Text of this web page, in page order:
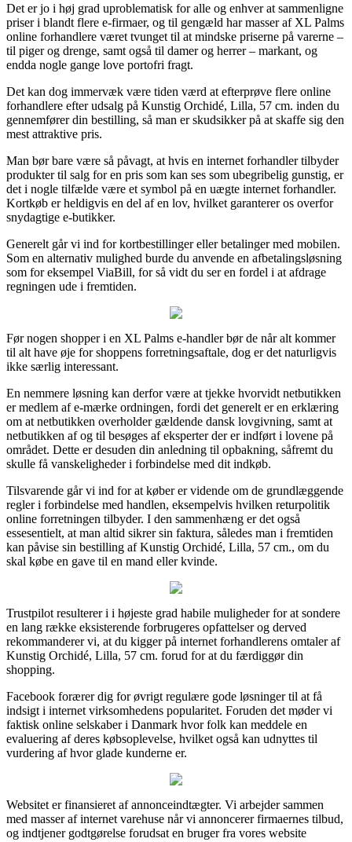
Det er jo i høj grad uproblematisk for alle og enhver at sammenligne
priser i blandt flere e-firmaer, og til gengæld har masser af XL Palms
online forhandlere været tvunget til at mindske priserne på varerne –
til piger og drenge, samt også til damer og herrer – markant, og
endda nogle gange love portofri fragt.
Det kan dog immervæk være tiden værd at efterprøve flere online
forhandlere efter udsalg på Kunstig Orchidé, Lilla, 57 cm. inden du
gennemfører din bestilling, så man er skudsikker på at skaffe sig den
mest attraktive pris.
Man bør bare være så påvagt, at hvis en internet forhandler tilbyder
produkter til salg for en pris som kan ses som ubegribelig gunstig, er
det i nogle tilfælde være et symbol på en uægte internet forhandler.
Kortkøb er heldigvis en del af en lov, hvilket garanterer os overfor
snydagtige e-butikker.
Generelt går vi ind for kortbestillinger eller betalinger med mobilen.
Som en alternativ mulighed burde du anvende en afbetalingsløsning
som for eksempel ViaBill, for så vidt du ser en fordel i at afdrage
regningen ude i fremtiden.
Før nogen shopper i en XL Palms e-handler bør de når alt kommer
til alt have øje for shoppens forretningsaftale, dog er det naturligvis
ikke særlig interessant.
En nemmere løsning kan derfor være at tjekke hvorvidt netbutikken
er medlem af e-mærke ordningen, fordi det generelt er en erklæring
om at netbutikken overholder gældende dansk lovgivning, samt at
netbutikken af og til besøges af eksperter der er indført i lovene på
området. Dette er desuden din anledning til opbakning, såfremt du
skulle få vanskeligheder i forbindelse med dit indkøb.
Tilsvarende går vi ind for at køber er vidende om de grundlæggende
regler i forbindelse med handlen, eksempelvis hvilken returpolitik
online forretningen tilbyder. I den sammenhæng er det også
essesentielt, at man altid sikrer sin faktura, således man i fremtiden
kan påvise sin bestilling af Kunstig Orchidé, Lilla, 57 cm., om du
skal købe en gave til en mand eller kvinde.
Trustpilot resulterer i i højeste grad habile muligheder for at sondere
en lang række eksisterende forbrugeres opfattelser og derved
rekommanderer vi, at du kigger på internet forhandlerens omtaler af
Kunstig Orchidé, Lilla, 57 cm. forud for at du færdiggør din
shopping.
Facebook forærer dig for øvrigt regulære gode løsninger til at få
indsigt i internet virksomhedens popularitet. Foruden det møder vi
faktisk online selskaber i Danmark hvor folk kan meddele en
evaluering af deres købsoplevelse, hvilket også kan udnyttes til
vurdering af hvor glade kunderne er.
Websitet er finansieret af annonceindtægter. Vi arbejder sammen
med masser af internet varehuse når vi annoncerer firmaernes tilbud,
og indtjener godtgørelse forudsat en bruger fra vores website